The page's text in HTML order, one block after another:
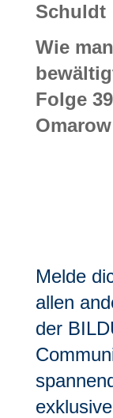
Schuldt
Wie
Folge
Omarow
Melde
allen
der